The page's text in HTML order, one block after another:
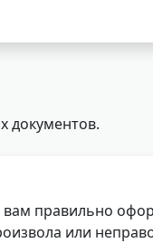
документов.
правильно
или